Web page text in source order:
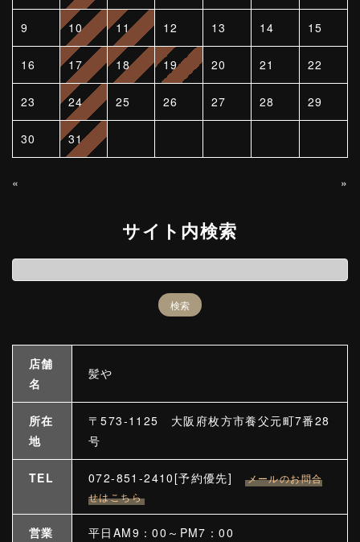
9 10 11 12 13 14 15
16 17 18 19 20 21 22
23 24 25 26 27 28 29
30 31
« »
サイト内検索
店舗
名
髪や
所在
地
〒573-1125 大阪府枚方市養父元町7番28
号
TEL 072-851-2410[予約優先]
メールのお問合
せはこちら
営業
平日AM9：00～PM7：00